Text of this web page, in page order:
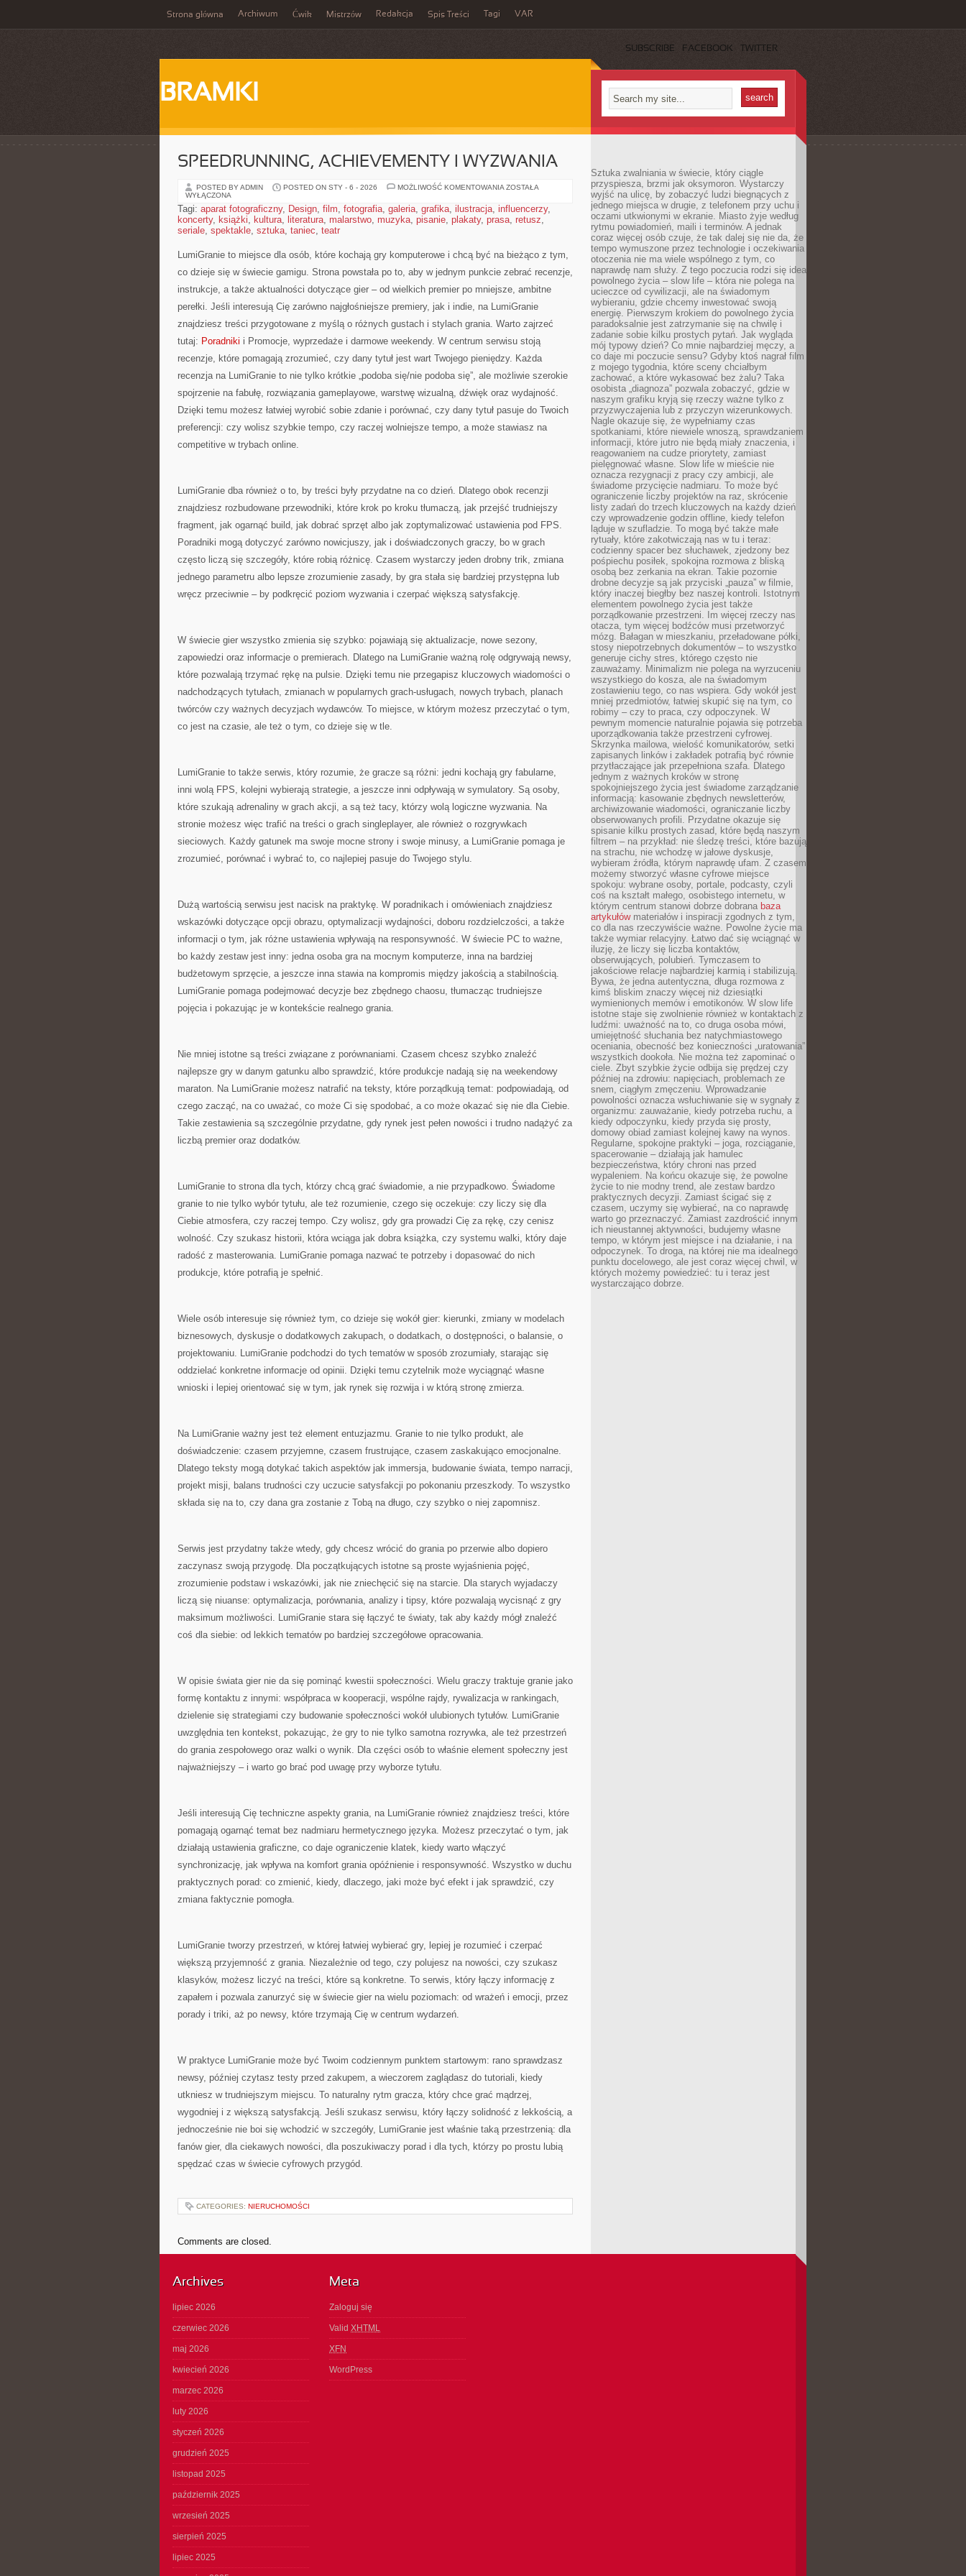
Strona główna Archiwum Ćwik Mistrzów Redakcja Spis Treści Tagi VAR
SUBSCRIBE FACEBOOK TWITTER
BRAMKI
SPEEDRUNNING, ACHIEVEMENTY I WYZWANIA
POSTED BY ADMIN POSTED ON STY - 6 - 2026 MOŻLIWOŚĆ KOMENTOWANIA SPEEDRUNNING,
WYZWANIA
ZOSTAŁA
WYŁĄCZONA
Tagi: aparat fotograficzny, Design, film, fotografia, galeria, grafika, ilustracja, influencerzy,
koncerty, książki, kultura, literatura, malarstwo, muzyka, pisanie, plakaty, prasa, retusz,
seriale, spektakle, sztuka, taniec, teatr
LumiGranie to miejsce dla osób, które kochają gry komputerowe i chcą być na bieżąco z tym,
co dzieje się w świecie gamigu. Strona powstała po to, aby w jednym punkcie zebrać recenzje,
instrukcje, a także aktualności dotyczące gier – od wielkich premier po mniejsze, ambitne
perełki. Jeśli interesują Cię zarówno najgłośniejsze premiery, jak i indie, na LumiGranie
znajdziesz treści przygotowane z myślą o różnych gustach i stylach grania. Warto zajrzeć
tutaj: Poradniki i Promocje, wyprzedaże i darmowe weekendy. W centrum serwisu stoją
recenzje, które pomagają zrozumieć, czy dany tytuł jest wart Twojego pieniędzy. Każda
recenzja na LumiGranie to nie tylko krótkie „podoba się/nie podoba się”, ale możliwie szerokie
spojrzenie na fabułę, rozwiązania gameplayowe, warstwę wizualną, dźwięk oraz wydajność.
Dzięki temu możesz łatwiej wyrobić sobie zdanie i porównać, czy dany tytuł pasuje do Twoich
preferencji: czy wolisz szybkie tempo, czy raczej wolniejsze tempo, a może stawiasz na
competitive w trybach online.
LumiGranie dba również o to, by treści były przydatne na co dzień. Dlatego obok recenzji
znajdziesz rozbudowane przewodniki, które krok po kroku tłumaczą, jak przejść trudniejszy
fragment, jak ogarnąć build, jak dobrać sprzęt albo jak zoptymalizować ustawienia pod FPS.
Poradniki mogą dotyczyć zarówno nowicjuszy, jak i doświadczonych graczy, bo w grach
często liczą się szczegóły, które robią różnicę. Czasem wystarczy jeden drobny trik, zmiana
jednego parametru albo lepsze zrozumienie zasady, by gra stała się bardziej przystępna lub
wręcz przeciwnie – by podkręcić poziom wyzwania i czerpać większą satysfakcję.
W świecie gier wszystko zmienia się szybko: pojawiają się aktualizacje, nowe sezony,
zapowiedzi oraz informacje o premierach. Dlatego na LumiGranie ważną rolę odgrywają newsy,
które pozwalają trzymać rękę na pulsie. Dzięki temu nie przegapisz kluczowych wiadomości o
nadchodzących tytułach, zmianach w popularnych grach-usługach, nowych trybach, planach
twórców czy ważnych decyzjach wydawców. To miejsce, w którym możesz przeczytać o tym,
co jest na czasie, ale też o tym, co dzieje się w tle.
LumiGranie to także serwis, który rozumie, że gracze są różni: jedni kochają gry fabularne,
inni wolą FPS, kolejni wybierają strategie, a jeszcze inni odpływają w symulatory. Są osoby,
które szukają adrenaliny w grach akcji, a są też tacy, którzy wolą logiczne wyzwania. Na
stronie możesz więc trafić na treści o grach singleplayer, ale również o rozgrywkach
sieciowych. Każdy gatunek ma swoje mocne strony i swoje minusy, a LumiGranie pomaga je
zrozumieć, porównać i wybrać to, co najlepiej pasuje do Twojego stylu.
Dużą wartością serwisu jest nacisk na praktykę. W poradnikach i omówieniach znajdziesz
wskazówki dotyczące opcji obrazu, optymalizacji wydajności, doboru rozdzielczości, a także
informacji o tym, jak różne ustawienia wpływają na responsywność. W świecie PC to ważne,
bo każdy zestaw jest inny: jedna osoba gra na mocnym komputerze, inna na bardziej
budżetowym sprzęcie, a jeszcze inna stawia na kompromis między jakością a stabilnością.
LumiGranie pomaga podejmować decyzje bez zbędnego chaosu, tłumacząc trudniejsze
pojęcia i pokazując je w kontekście realnego grania.
Nie mniej istotne są treści związane z porównaniami. Czasem chcesz szybko znaleźć
najlepsze gry w danym gatunku albo sprawdzić, które produkcje nadają się na weekendowy
maraton. Na LumiGranie możesz natrafić na teksty, które porządkują temat: podpowiadają, od
czego zacząć, na co uważać, co może Ci się spodobać, a co może okazać się nie dla Ciebie.
Takie zestawienia są szczególnie przydatne, gdy rynek jest pełen nowości i trudno nadążyć za
liczbą premier oraz dodatków.
LumiGranie to strona dla tych, którzy chcą grać świadomie, a nie przypadkowo. Świadome
granie to nie tylko wybór tytułu, ale też rozumienie, czego się oczekuje: czy liczy się dla
Ciebie atmosfera, czy raczej tempo. Czy wolisz, gdy gra prowadzi Cię za rękę, czy cenisz
wolność. Czy szukasz historii, która wciąga jak dobra książka, czy systemu walki, który daje
radość z masterowania. LumiGranie pomaga nazwać te potrzeby i dopasować do nich
produkcje, które potrafią je spełnić.
Wiele osób interesuje się również tym, co dzieje się wokół gier: kierunki, zmiany w modelach
biznesowych, dyskusje o dodatkowych zakupach, o dodatkach, o dostępności, o balansie, o
projektowaniu. LumiGranie podchodzi do tych tematów w sposób zrozumiały, starając się
oddzielać konkretne informacje od opinii. Dzięki temu czytelnik może wyciągnąć własne
wnioski i lepiej orientować się w tym, jak rynek się rozwija i w którą stronę zmierza.
Na LumiGranie ważny jest też element entuzjazmu. Granie to nie tylko produkt, ale
doświadczenie: czasem przyjemne, czasem frustrujące, czasem zaskakująco emocjonalne.
Dlatego teksty mogą dotykać takich aspektów jak immersja, budowanie świata, tempo narracji,
projekt misji, balans trudności czy uczucie satysfakcji po pokonaniu przeszkody. To wszystko
składa się na to, czy dana gra zostanie z Tobą na długo, czy szybko o niej zapomnisz.
Serwis jest przydatny także wtedy, gdy chcesz wrócić do grania po przerwie albo dopiero
zaczynasz swoją przygodę. Dla początkujących istotne są proste wyjaśnienia pojęć,
zrozumienie podstaw i wskazówki, jak nie zniechęcić się na starcie. Dla starych wyjadaczy
liczą się niuanse: optymalizacja, porównania, analizy i tipsy, które pozwalają wycisnąć z gry
maksimum możliwości. LumiGranie stara się łączyć te światy, tak aby każdy mógł znaleźć
coś dla siebie: od lekkich tematów po bardziej szczegółowe opracowania.
W opisie świata gier nie da się pominąć kwestii społeczności. Wielu graczy traktuje granie jako
formę kontaktu z innymi: współpraca w kooperacji, wspólne rajdy, rywalizacja w rankingach,
dzielenie się strategiami czy budowanie społeczności wokół ulubionych tytułów. LumiGranie
uwzględnia ten kontekst, pokazując, że gry to nie tylko samotna rozrywka, ale też przestrzeń
do grania zespołowego oraz walki o wynik. Dla części osób to właśnie element społeczny jest
najważniejszy – i warto go brać pod uwagę przy wyborze tytułu.
Jeśli interesują Cię techniczne aspekty grania, na LumiGranie również znajdziesz treści, które
pomagają ogarnąć temat bez nadmiaru hermetycznego języka. Możesz przeczytać o tym, jak
działają ustawienia graficzne, co daje ograniczenie klatek, kiedy warto włączyć
synchronizację, jak wpływa na komfort grania opóźnienie i responsywność. Wszystko w duchu
praktycznych porad: co zmienić, kiedy, dlaczego, jaki może być efekt i jak sprawdzić, czy
zmiana faktycznie pomogła.
LumiGranie tworzy przestrzeń, w której łatwiej wybierać gry, lepiej je rozumieć i czerpać
większą przyjemność z grania. Niezależnie od tego, czy polujesz na nowości, czy szukasz
klasyków, możesz liczyć na treści, które są konkretne. To serwis, który łączy informację z
zapałem i pozwala zanurzyć się w świecie gier na wielu poziomach: od wrażeń i emocji, przez
porady i triki, aż po newsy, które trzymają Cię w centrum wydarzeń.
W praktyce LumiGranie może być Twoim codziennym punktem startowym: rano sprawdzasz
newsy, później czytasz testy przed zakupem, a wieczorem zaglądasz do tutoriali, kiedy
utkniesz w trudniejszym miejscu. To naturalny rytm gracza, który chce grać mądrzej,
wygodniej i z większą satysfakcją. Jeśli szukasz serwisu, który łączy solidność z lekkością, a
jednocześnie nie boi się wchodzić w szczegóły, LumiGranie jest właśnie taką przestrzenią: dla
fanów gier, dla ciekawych nowości, dla poszukiwaczy porad i dla tych, którzy po prostu lubią
spędzać czas w świecie cyfrowych przygód.
CATEGORIES: NIERUCHOMOŚCI
Comments are closed.
Sztuka zwalniania w świecie, który ciągle
przyspiesza, brzmi jak oksymoron. Wystarczy
wyjść na ulicę, by zobaczyć ludzi biegnących z
jednego miejsca w drugie, z telefonem przy uchu i
oczami utkwionymi w ekranie. Miasto żyje według
rytmu powiadomień, maili i terminów. A jednak
coraz więcej osób czuje, że tak dalej się nie da, że
tempo wymuszone przez technologie i oczekiwania
otoczenia nie ma wiele wspólnego z tym, co
naprawdę nam służy. Z tego poczucia rodzi się idea
powolnego życia – slow life – która nie polega na
ucieczce od cywilizacji, ale na świadomym
wybieraniu, gdzie chcemy inwestować swoją
energię. Pierwszym krokiem do powolnego życia
paradoksalnie jest zatrzymanie się na chwilę i
zadanie sobie kilku prostych pytań. Jak wygląda
mój typowy dzień? Co mnie najbardziej męczy, a
co daje mi poczucie sensu? Gdyby ktoś nagrał film
z mojego tygodnia, które sceny chciałbym
zachować, a które wykasować bez żalu? Taka
osobista „diagnoza” pozwala zobaczyć, gdzie w
naszym grafiku kryją się rzeczy ważne tylko z
przyzwyczajenia lub z przyczyn wizerunkowych.
Nagle okazuje się, że wypełniamy czas
spotkaniami, które niewiele wnoszą, sprawdzaniem
informacji, które jutro nie będą miały znaczenia, i
reagowaniem na cudze priorytety, zamiast
pielęgnować własne. Slow life w mieście nie
oznacza rezygnacji z pracy czy ambicji, ale
świadome przycięcie nadmiaru. To może być
ograniczenie liczby projektów na raz, skrócenie
listy zadań do trzech kluczowych na każdy dzień
czy wprowadzenie godzin offline, kiedy telefon
ląduje w szufladzie. To mogą być także małe
rytuały, które zakotwiczają nas w tu i teraz:
codzienny spacer bez słuchawek, zjedzony bez
pośpiechu posiłek, spokojna rozmowa z bliską
osobą bez zerkania na ekran. Takie pozornie
drobne decyzje są jak przyciski „pauza” w filmie,
który inaczej biegłby bez naszej kontroli. Istotnym
elementem powolnego życia jest także
porządkowanie przestrzeni. Im więcej rzeczy nas
otacza, tym więcej bodźców musi przetworzyć
mózg. Bałagan w mieszkaniu, przeładowane półki,
stosy niepotrzebnych dokumentów – to wszystko
generuje cichy stres, którego często nie
zauważamy. Minimalizm nie polega na wyrzuceniu
wszystkiego do kosza, ale na świadomym
zostawieniu tego, co nas wspiera. Gdy wokół jest
mniej przedmiotów, łatwiej skupić się na tym, co
robimy – czy to praca, czy odpoczynek. W
pewnym momencie naturalnie pojawia się potrzeba
uporządkowania także przestrzeni cyfrowej.
Skrzynka mailowa, wielość komunikatorów, setki
zapisanych linków i zakładek potrafią być równie
przytłaczające jak przepełniona szafa. Dlatego
jednym z ważnych kroków w stronę
spokojniejszego życia jest świadome zarządzanie
informacją: kasowanie zbędnych newsletterów,
archiwizowanie wiadomości, ograniczanie liczby
obserwowanych profili. Przydatne okazuje się
spisanie kilku prostych zasad, które będą naszym
filtrem – na przykład: nie śledzę treści, które bazują
na strachu, nie wchodzę w jałowe dyskusje,
wybieram źródła, którym naprawdę ufam. Z czasem
możemy stworzyć własne cyfrowe miejsce
spokoju: wybrane osoby, portale, podcasty, czyli
coś na kształt małego, osobistego internetu, w
którym centrum stanowi dobrze dobrana baza
artykułówmateriałów i inspiracji zgodnych z tym,
co dla nas rzeczywiście ważne. Powolne życie ma
także wymiar relacyjny. Łatwo dać się wciągnąć w
iluzję, że liczy się liczba kontaktów,
obserwujących, polubień. Tymczasem to
jakościowe relacje najbardziej karmią i stabilizują.
Bywa, że jedna autentyczna, długa rozmowa z
kimś bliskim znaczy więcej niż dziesiątki
wymienionych memów i emotikonów. W slow life
istotne staje się zwolnienie również w kontaktach z
ludźmi: uważność na to, co druga osoba mówi,
umiejętność słuchania bez natychmiastowego
oceniania, obecność bez konieczności „uratowania”
wszystkich dookoła. Nie można też zapominać o
ciele. Zbyt szybkie życie odbija się prędzej czy
później na zdrowiu: napięciach, problemach ze
snem, ciągłym zmęczeniu. Wprowadzanie
powolności oznacza wsłuchiwanie się w sygnały z
organizmu: zauważanie, kiedy potrzeba ruchu, a
kiedy odpoczynku, kiedy przyda się prosty,
domowy obiad zamiast kolejnej kawy na wynos.
Regularne, spokojne praktyki – joga, rozciąganie,
spacerowanie – działają jak hamulec
bezpieczeństwa, który chroni nas przed
wypaleniem. Na końcu okazuje się, że powolne
życie to nie modny trend, ale zestaw bardzo
praktycznych decyzji. Zamiast ścigać się z
czasem, uczymy się wybierać, na co naprawdę
warto go przeznaczyć. Zamiast zazdrościć innym
ich nieustannej aktywności, budujemy własne
tempo, w którym jest miejsce i na działanie, i na
odpoczynek. To droga, na której nie ma idealnego
punktu docelowego, ale jest coraz więcej chwil, w
których możemy powiedzieć: tu i teraz jest
wystarczająco dobrze.
Archives
lipiec 2026
czerwiec 2026
maj 2026
kwiecień 2026
marzec 2026
luty 2026
styczeń 2026
grudzień 2025
listopad 2025
październik 2025
wrzesień 2025
sierpień 2025
lipiec 2025
Meta
Zaloguj się
Valid XHTML
XFN
WordPress